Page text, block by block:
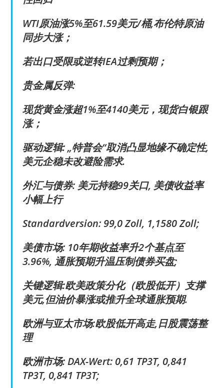
WTI原油涨5%至61.59美元/桶,布伦特原油
同步大涨；
若出口受限或逆转IEA过剩预期；
贵金属反弹:
现货黄金涨超1%至4140美元，现货白银跟
涨；
驱动逻辑: „特普会“取消凸显地缘不确定性,
美元企稳未改避险需求.
外汇与债券: 美元持稳99关口, 美债收益率
小幅上行
Standardversion: 99,0 Zoll, 1,1580 Zoll;
美债市场: 10年期收益率升2个基点至
3.96%, 通胀预期升温压制债券买盘;
关键逻辑:欧美政策分化（欧股低开）支撑
美元,但油价暴涨或推升全球通胀预期.
欧洲与亚太市场:欧股低开高走,日股震荡整
理
欧洲市场: DAX-Wert: 0,61 TP3T, 0,841
TP3T, 0,841 TP3T;